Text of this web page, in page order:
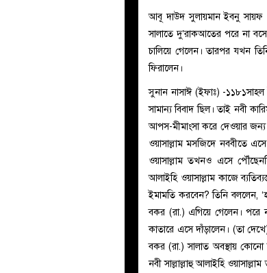
আবূ দাউদ সুলায়মান ইবনু সায়ফ
সালাতে দু’রাকআতের পরে না বসে
চালিয়ে গেলেন। তারপর যখন
ফিরালেন।
সুনান নাসাঈ (ইফাঃ) -
সামান্য বিবাদ ছিল। তাই নবী
আপস-মীমাংসা করে দেওয়ার জন্য
ওয়াসাল্লাম মসজিদে নববীতে
ওয়াসাল্লাম তখনও এসে
আলাইহি ওয়াসাল্লাম কাজে
ইমামতি করবেন? তিনি বললেন,
বকর (রা.) এগিয়ে গেলেন। পরে
কাতারে এসে দাঁড়ালেন। (তা
বকর (রা.) সালাত অবস্থায় কোনো
নবী সাল্লাল্লাহু আলাইহি